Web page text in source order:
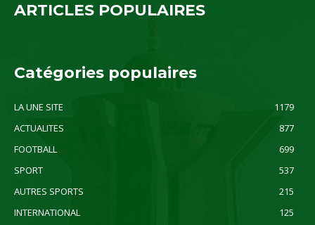
ARTICLES POPULAIRES
Catégories populaires
LA UNE SITE
1179
ACTUALITES
877
FOOTBALL
699
SPORT
537
AUTRES SPORTS
215
INTERNATIONAL
125